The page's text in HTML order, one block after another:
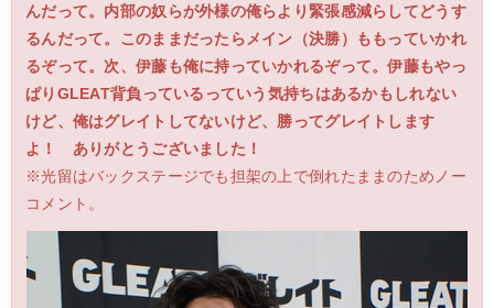
んだって。内部の奴らが外様の俺らより緊張感減らしてどうす
るんだって。このままだったらメイン（決勝）ももっていかれ
るぞって。次、伊藤も俺に持っていかれるぞって。伊藤もやっ
ぱりGLEAT背負っているっていう気持ちはあるかもしれない
けど、俺はグレイトしてないけど、勝ってグレイトします
よ！ ありがとうございました！
※光留はバックステージでも担架の上で倒れたままのためノー
コメント。